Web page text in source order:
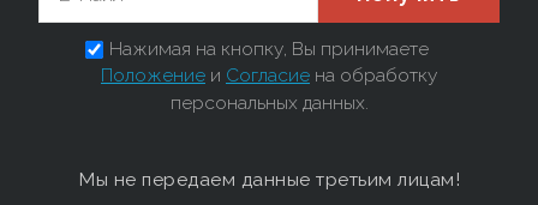
Нажимая на кнопку, Вы принимаете
Положение и Согласие на обработку
персональных данных.
Мы не передаем данные третьим лицам!